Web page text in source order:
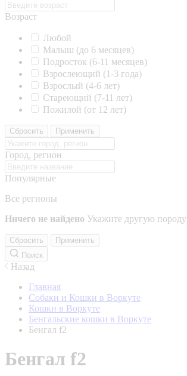
Возраст
Любой
Малыш (до 6 месяцев)
Подросток (6-11 месяцев)
Взрослеющий (1-3 года)
Взрослый (4-6 лет)
Стареющий (7-11 лет)
Пожилой (от 12 лет)
Сбросить Применить
Город, регион
Популярные
Все регионы
Ничего не найдено Укажите другую породу
Сбросить
Применить
Поиск
Назад
Главная
Собаки и Кошки в Воркуте
Кошки в Воркуте
Бенгальские кошки в Воркуте
Бенгал f2
Бенгал f2